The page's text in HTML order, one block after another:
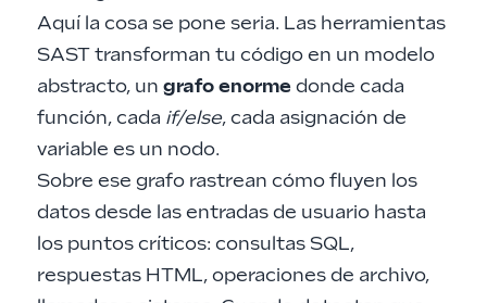
Aquí la cosa se pone seria. Las herramientas
SAST transforman tu código en un modelo
abstracto, un grafo enormedonde cada
función, cada if/else, cada asignación de
variable es un nodo.
Sobre ese grafo rastrean cómo fluyen los
datos desde las entradas de usuario hasta
los puntos críticos: consultas SQL,
respuestas HTML, operaciones de archivo,